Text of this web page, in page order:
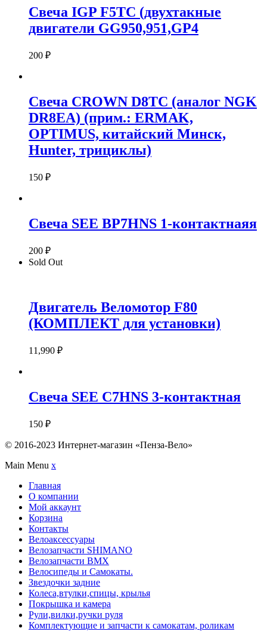
Свеча IGP F5TC (двухтакные
двигатели GG950,951,GP4
200 ₽
Свеча CROWN D8TC (аналог NGK
DR8EA) (прим.: ERMAK,
OPTIMUS, китайский Минск,
Hunter, трициклы)
150 ₽
Свеча SEE BP7HNS 1-контактнаяя
200 ₽
Sold Out
Двигатель Веломотор F80
(КОМПЛЕКТ для установки)
11,990 ₽
Свеча SEE C7HNS 3-контактная
150 ₽
© 2016-2023 Интернет-магазин «Пенза-Вело»
Main Menu x
Главная
О компании
Мой аккаунт
Корзина
Контакты
Велоаксессуары
Велозапчасти SHIMANO
Велозапчасти BMX
Велосипеды и Самокаты.
Звездочки задние
Колеса,втулки,спицы, крылья
Покрышка и камера
Рули,вилки,ручки руля
Комплектующие и запчасти к самокатам, роликам